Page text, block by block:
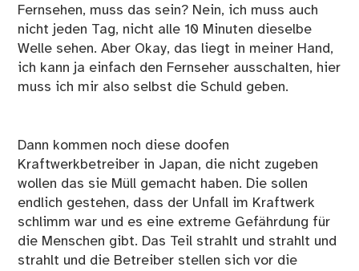
Fernsehen, muss das sein? Nein, ich muss auch
nicht jeden Tag, nicht alle 10 Minuten dieselbe
Welle sehen. Aber Okay, das liegt in meiner Hand,
ich kann ja einfach den Fernseher ausschalten, hier
muss ich mir also selbst die Schuld geben.
Dann kommen noch diese doofen
Kraftwerkbetreiber in Japan, die nicht zugeben
wollen das sie Müll gemacht haben. Die sollen
endlich gestehen, dass der Unfall im Kraftwerk
schlimm war und es eine extreme Gefährdung für
die Menschen gibt. Das Teil strahlt und strahlt und
strahlt und die Betreiber stellen sich vor die